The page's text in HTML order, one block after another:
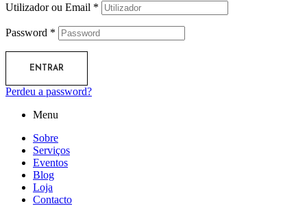
Utilizador ou Email *
Password *
ENTRAR
Perdeu a password?
Menu
Sobre
Serviços
Eventos
Blog
Loja
Contacto